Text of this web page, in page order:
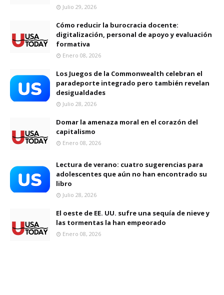
Julio 29, 2026
Cómo reducir la burocracia docente:
digitalización, personal de apoyo y evaluación
formativa
Enero 08, 2026
Los Juegos de la Commonwealth celebran el
paradeporte integrado pero también revelan
desigualdades
Julio 28, 2026
Domar la amenaza moral en el corazón del
capitalismo
Enero 08, 2026
Lectura de verano: cuatro sugerencias para
adolescentes que aún no han encontrado su
libro
Julio 28, 2026
El oeste de EE. UU. sufre una sequía de nieve y
las tormentas la han empeorado
Enero 08, 2026